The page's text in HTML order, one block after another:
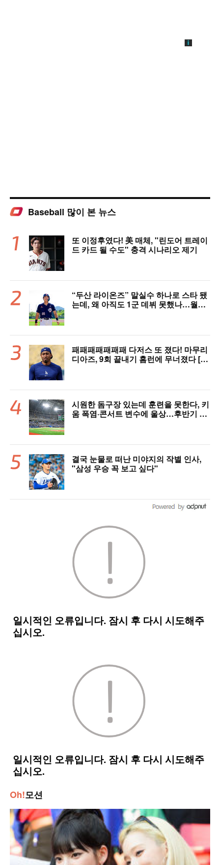
Baseball 많이 본 뉴스
또 이정후였다! 美 매체, "린도어 트레이
드 카드 될 수도" 충격 시나리오 제기
“두산 라이온즈” 말실수 하나로 스타 됐
는데, 왜 아직도 1군 데뷔 못했나…월간
패패패패패패패 다저스 또 졌다! 마무리
디아즈, 9회 끝내기 홈런에 무너졌다 [L
시원한 돔구장 있는데 훈련을 못한다, 키
움 폭염·콘서트 변수에 울상…후반기 상
결국 눈물로 떠난 미야지의 작별 인사,
"삼성 우승 꼭 보고 싶다"
Oh!모션